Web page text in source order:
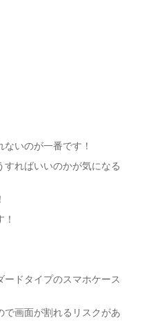
いのが一番です！
ればいいのかが気になる
ドタイプのスマホケース
で画面が割れるリスクがあ